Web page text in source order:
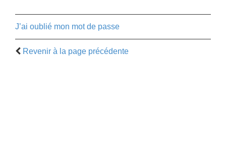
J’ai oublié mon mot de passe
Revenir à la page précédente